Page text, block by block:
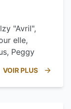
"Avril",
elle,
Peggy
VOIR PLUS